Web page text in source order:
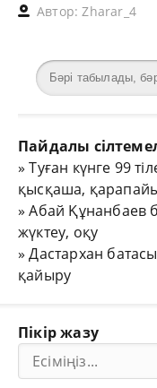
Автор:Zharar_4
Пайдалы
»Туған күнге 99
қысқаша,
»Абай Құнанбаев
жүктеу, оқу
»Дастархан
қайыру
Пікір жазу